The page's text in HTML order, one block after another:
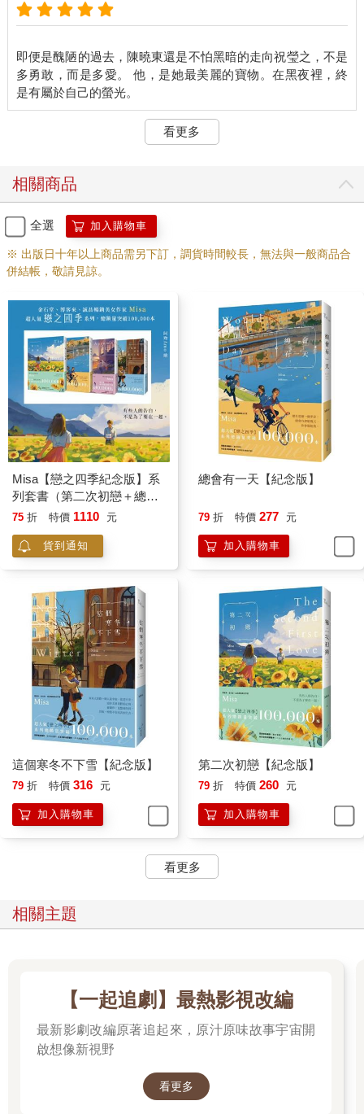
「嗯。」
「哇！他戲演得很好耶，真是羨慕妳，妳知道學校為了怕大家追
星，從他入學到現在，只有品學兼優的外系生才可以加選社會學
系的課。」成悅說什麼我聽不明白，
她的手機螢幕上出現一個擁有陽光笑容的帥氣男生。
低頭一瞧，螢幕上那個笑容燦爛的男生，他的臉逐漸變黑。
我的手將整支手機染成黑色，恍惚之間，那抹黑繼續往外擴散，
整間教室似乎都被我弄髒了……
「還妳。」我立刻將手機放回成悅桌上，努力克制想奔逃出去洗
手的衝動。
「螢之，妳真的是太過小心翼翼了，這樣活著很辛苦呢！」成悅
不明白我的苦衷。
我只是想讓自己縮得小小的，不輕易跟人群接觸。
我不是潔癖，不是覺得別人骯髒。
而是我會弄髒別人。
下一秒，卓孟萱的目光與我對上，我趕緊低下頭看著放在桌上的
筆記本，沒想到她卻邁步走來，在同桌的另一個位子落坐。
好聞的香氣，卻不像是香水味。
「喔？中文系來修我們社會學系的課，還真奇怪。」她一邊說一
邊將包包裡的東西拿出來，占了她和我之間的那個座位，以及後
方那排的三個空位。
「妳要和我坐同一張桌子嗎？」我詫異地望著她。
「嗯，這幾個位子本來就是我們習慣坐的，放東西只是以防萬
一。」
瞬間，不知怎麼的，我似乎又看到一團黑霧以我的手為中心，快
了。」
卓孟萱訝異地瞪大眼睛，正當我想找些藉口解釋自己的怪異舉止
時，一群吵吵鬧鬧的男生從後門走了進來。
我不好推拒，只得乖乖坐下。
引發騷動的那幾個男孩往這個方向走近，其中有個人感覺似曾相
「還好沒有遲到。」率先走來的男生身材高大、長相卻十分秀
即便是醜陋的過去，陳曉東還是不怕黑暗的走向祝瑩之，不是
多勇敢，而是多愛。 他，是她最美麗的寶物。在黑夜裡，終
看更多
相關商品
全選 加入購物車
※ 出版日十年以上商品需另下訂，調貨時間較長，無法與一般商品合
併結帳，敬請見諒。
Misa【戀之四季紀念版】系
列套書（第二次初戀＋總會
有一天＋秋的貓＋這個寒冬
75 折 特價 1110 元
貨到通知
總會有一天【紀念版】
79 折 特價 277 元
加入購物車
這個寒冬不下雪【紀念版】
79 折 特價 316 元
加入購物車
第二次初戀【紀念版】
79 折 特價 260 元
加入購物車
看更多
相關主題
【一起追劇】最熱影視改編
最新影劇改編原著追起來，原汁原味故事宇宙開
啟想像新視野
看更多